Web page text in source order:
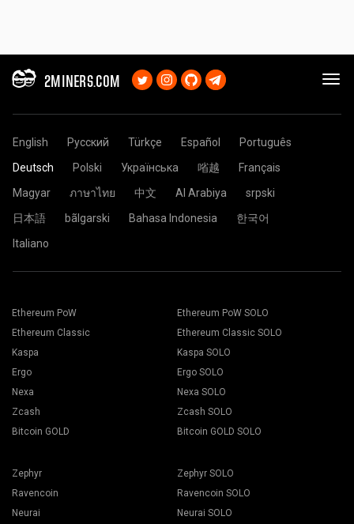
2MINERS.COM
English Русский Türkçe Español
Português
Deutsch
Polski Українська 㗂越
Français
Magyar
ภาษาไทย 中文 Al Arabiya
srpski
日本語
bãlgarski Bahasa Indonesia
한국어
Italiano
Ethereum PoW
Ethereum Classic
Kaspa
Ergo
Nexa
Zcash
Bitcoin GOLD
Ethereum PoW SOLO
Ethereum Classic SOLO
Kaspa SOLO
Ergo SOLO
Nexa SOLO
Zcash SOLO
Bitcoin GOLD SOLO
Zephyr
Ravencoin
Neurai
Zephyr SOLO
Ravencoin SOLO
Neurai SOLO